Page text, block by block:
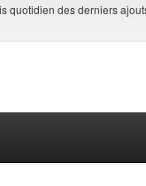
quotidien des derniers